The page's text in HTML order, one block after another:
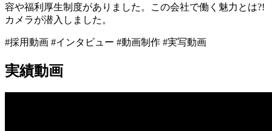
容や福利厚生制度がありました。この会社で働く魅力とは?!
カメラが潜入しました。
#採用動画 #インタビュー #動画制作 #実写動画
実績動画